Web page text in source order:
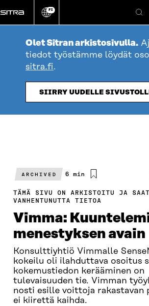
suoraan
sisältöön
Vaihda
kieli
FI
Hae
Olet Sitran arkistosivulla.
tiedot työstämme löydät
sitra.fi.
SIIRRY UUDELLE
ARCHIVED
Arvioitu
6 min
TÄMÄ SIVU ON ARKISTOITU JA
VANHENTUNUTTA TIETOA
Vimma:
menestyksen avain
Konsulttiyhtiö Vimmalle
kokeilu oli ilahduttava osoitus
kokemustiedon kerääminen on
tulevaisuuden tie. Vimman
nosti esille voittoja rakastavan
ei kiirettä kaihda.